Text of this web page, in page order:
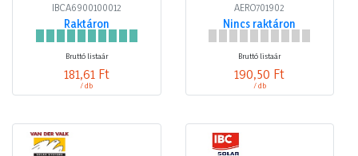
IBCA6900100012
Raktáron
Bruttó listaár
181,61 Ft
/ db
AERO701902
Nincs raktáron
Bruttó listaár
190,50 Ft
/ db